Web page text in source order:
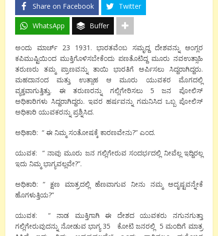
Share on Facebook Twitter
WhatsApp Buffer
ಅಂದು ಮಾರ್ಚ್ 23 1931. ಭಾರತವೆಂಬ ಸಮೃದ್ದ ದೇಶವನ್ನು ಆಂಗ್ಲರ
ಕಪಿಮುಷ್ಟಿಯಿಂದ ಮುಕ್ತಿಗೊಳಿಸಬೇಕೆಂದು ಪಣತೊಟಿದ್ದ ಮೂರು ನವಉತ್ಸಾಹಿ
ತರುಣರು ತಮ್ಮ ಪ್ರಾಣವನ್ನು ತಾಯಿ ಭಾರತಿಗೆ ಅರ್ಪಿಸಲು ಸಿದ್ದರಾಗಿದ್ದರು.
ಮಹದಾನಂದ ಮತ್ತು ಉತ್ಸಾಹ ಆ ಮೂರು ಯುವಕರ ಮೊಗದಲ್ಲಿ
ವ್ಯಕ್ತವಾಗುತ್ತಿತ್ತು. ಈ ತರುಣರನ್ನು ಗಲ್ಲಿಗೇರಿಸಲು 5 ಜನ ಪೋಲಿಸ್
ಅಧಿಕಾರಿಗಳು ಸಿದ್ದರಾಗಿದ್ದರು. ಇವರ ಹರ್ಷವನ್ನು ಗಮನಿಸಿದ ಒಬ್ಬ ಪೋಲಿಸ್
ಅಧಿಕಾರಿ ಯುವಕರನ್ನು ಪ್ರಶ್ನಿಸಿದ.
ಅಧಿಕಾರಿ: “ ಈ ನಿಮ್ಮ ಸಂತೋಷಕ್ಕೆ ಕಾರಣವೇನು?” ಎಂದ.
ಯುವಕ: “ ನಾವು ಮೂರು ಜನ ಗಲ್ಲಿಗೇರುವ ಸಂದರ್ಭದಲ್ಲಿ ನೀವೆಲ್ಲ ಇದ್ದಿರಲ್ಲ
ಇದು ನಿಮ್ಮ ಭಾಗ್ಯವಲ್ಲವೇ?”.
ಅಧಿಕಾರಿ: “ ಕ್ಷಣ ಮಾತ್ರದಲ್ಲಿ ಹೆಣವಾಗುವ ನೀನು ನಮ್ಮ ಅದೃಷ್ಟವನ್ನೇಕೆ
ಹೊಗಳುತ್ತಿಯ?”
ಯುವಕ: “ ನಾಡ ಮುಕ್ತಿಗಾಗಿ ಈ ದೇಶದ ಯುವಕರು ನಗುನಗುತ್ತಾ
ಗಲ್ಲಿಗೇರುವುದನ್ನು ನೋಡುವ ಭಾಗ್ಯ 35 ಕೋಟಿ ಜನರಲ್ಲಿ 5 ಮಂದಿಗೆ ಮಾತ್ರ